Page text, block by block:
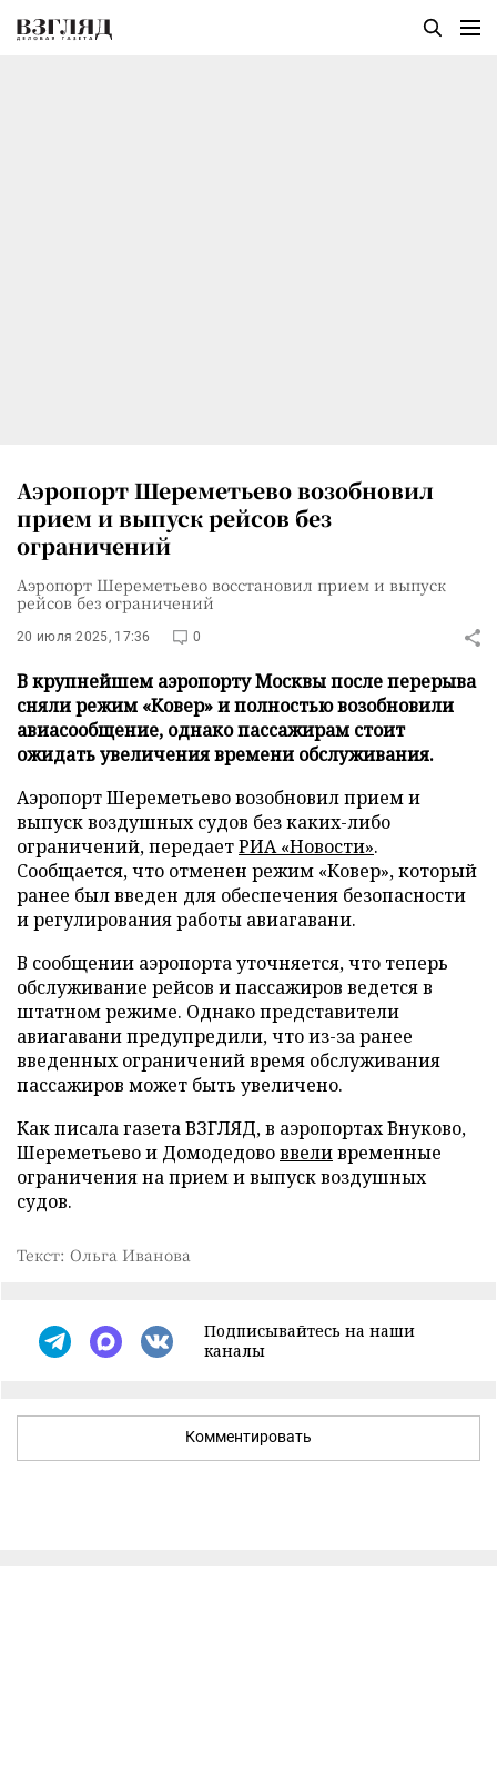
Аэропорт Шереметьево возобновил
прием и выпуск рейсов без
ограничений
Аэропорт Шереметьево восстановил прием и выпуск
рейсов без ограничений
20 июля 2025, 17:36 0
В крупнейшем аэропорту Москвы после перерыва
сняли режим «Ковер» и полностью возобновили
авиасообщение, однако пассажирам стоит
ожидать увеличения времени обслуживания.
Аэропорт Шереметьево возобновил прием и
выпуск воздушных судов без каких-либо
ограничений, передаетРИА «Новости».
Сообщается, что отменен режим «Ковер», который
ранее был введен для обеспечения безопасности
и регулирования работы авиагавани.
В сообщении аэропорта уточняется, что теперь
обслуживание рейсов и пассажиров ведется в
штатном режиме. Однако представители
авиагавани предупредили, что из-за ранее
введенных ограничений время обслуживания
пассажиров может быть увеличено.
Как писала газета ВЗГЛЯД, в аэропортах Внуково,
Шереметьево и Домодедововвеливременные
ограничения на прием и выпуск воздушных
судов.
Текст: Ольга Иванова
Подписывайтесь на наши
каналы
Комментировать